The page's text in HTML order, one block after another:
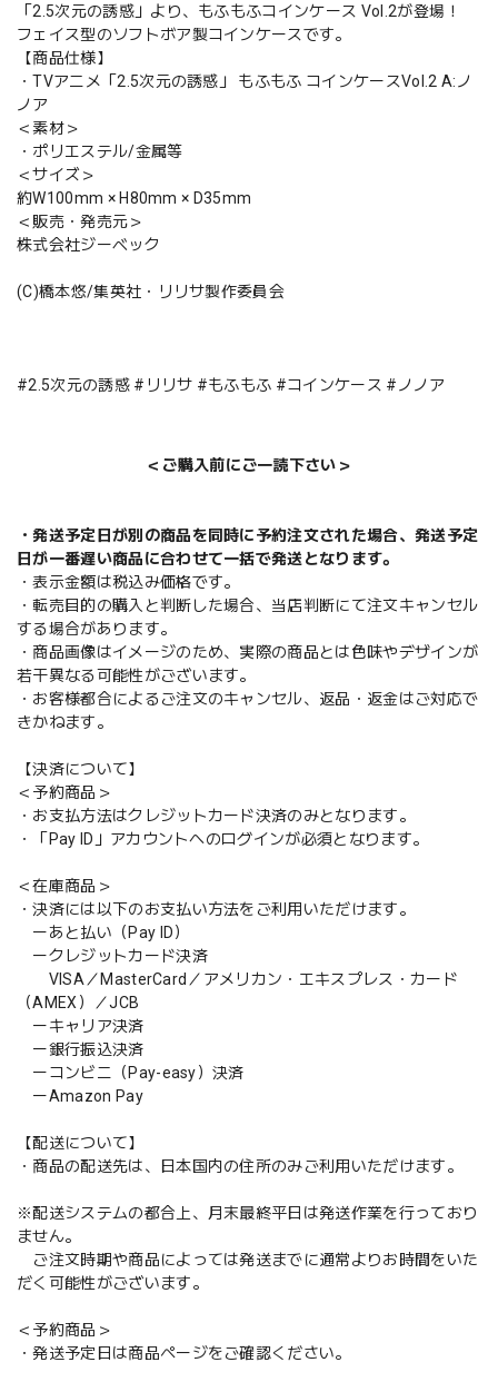
「2.5次元の誘惑」より、もふもふコインケース Vol.2が登場！
フェイス型のソフトボア製コインケースです。
【商品仕様】
・TVアニメ「2.5次元の誘惑」 もふもふ コインケースVol.2 A:ノ
ノア
＜素材＞
・ポリエステル/金属等
＜サイズ＞
約W100mm × H80mm × D35mm
＜販売・発売元＞
株式会社ジーベック
(C)橋本悠/集英社・リリサ製作委員会
#2.5次元の誘惑 #リリサ #もふもふ #コインケース #ノノア
＜ご購入前にご一読下さい＞
・発送予定日が別の商品を同時に予約注文された場合、発送予定
日が一番遅い商品に合わせて一括で発送となります。
・表示金額は税込み価格です。
・転売目的の購入と判断した場合、当店判断にて注文キャンセル
する場合があります。
・商品画像はイメージのため、実際の商品とは色味やデザインが
若干異なる可能性がございます。
・お客様都合によるご注文のキャンセル、返品・返金はご対応で
きかねます。
【決済について】
＜予約商品＞
・お支払方法はクレジットカード決済のみとなります。
・「Pay ID」アカウントへのログインが必須となります。
＜在庫商品＞
・決済には以下のお支払い方法をご利用いただけます。
ーあと払い（Pay ID）
ークレジットカード決済
VISA／MasterCard／アメリカン・エキスプレス・カード
（AMEX）／JCB
ーキャリア決済
ー銀行振込決済
ーコンビニ（Pay-easy）決済
ーAmazon Pay
【配送について】
・商品の配送先は、日本国内の住所のみご利用いただけます。
※配送システムの都合上、月末最終平日は発送作業を行っており
ません。
ご注文時期や商品によっては発送までに通常よりお時間をいた
だく可能性がございます。
＜予約商品＞
・発送予定日は商品ページをご確認ください。